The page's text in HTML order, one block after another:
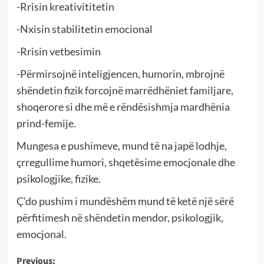
-Rrisin kreativititetin
-Nxisin stabilitetin emocional
-Rrisin vetbesimin
-Përmirsojnë inteligjencen, humorin, mbrojnë
shëndetin fizik forcojnë marrëdhëniet familjare,
shoqerore si dhe më e rëndësishmja mardhënia
prind-femije.
Mungesa e pushimeve, mund të na japë lodhje,
çrregullime humori, shqetësime emocjonale dhe
psikologjike, fizike.
Ç’do pushim i mundëshëm mund të ketë një sërë
përfitimesh në shëndetin mendor, psikologjik,
emocjonal.
Previous: